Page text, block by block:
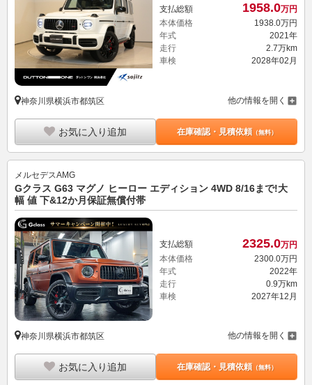
支払総額 1958.0万円
本体価格
1938.0万円
年式
2021年
走行
2.7万km
車検
2028年02月
神奈川県横浜市都筑区 他の情報を開く
お気に入り追加 在庫確認・見積依頼（無料）
メルセデスAMG
Gクラス G63 マグノ ヒーロー エディション 4WD 8/16まで!大
幅 値 下&12か月保証無償付帯
支払総額 2325.0万円
本体価格
2300. 0万円
年式
2022年
走行
0.9万km
車検
2027年12月
神奈川県横浜市都筑区 他の情報を開く
お気に入り追加 在庫確認・見積依頼（無料）